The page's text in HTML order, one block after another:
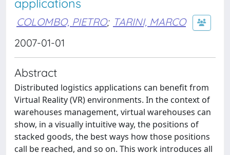
applications
COLOMBO, PIETRO; TARINI, MARCO
2007-01-01
Abstract
Distributed logistics applications can benefit from
Virtual Reality (VR) environments. In the context of
warehouses management, virtual warehouses can
show, in a visually intuitive way, the positions of
stacked goods, the best ways how those positions
call be reached, and so on. This work introduces all